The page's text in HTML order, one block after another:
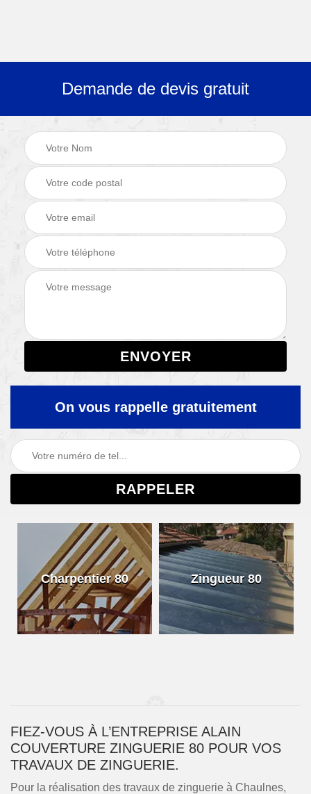
Demande de devis gratuit
On vous rappelle gratuitement
Charpentier 80 Zingueur 80
FIEZ-VOUS À L’ENTREPRISE ALAIN
COUVERTURE ZINGUERIE 80 POUR VOS
TRAVAUX DE ZINGUERIE.
Pour la réalisation des travaux de zinguerie à Chaulnes,